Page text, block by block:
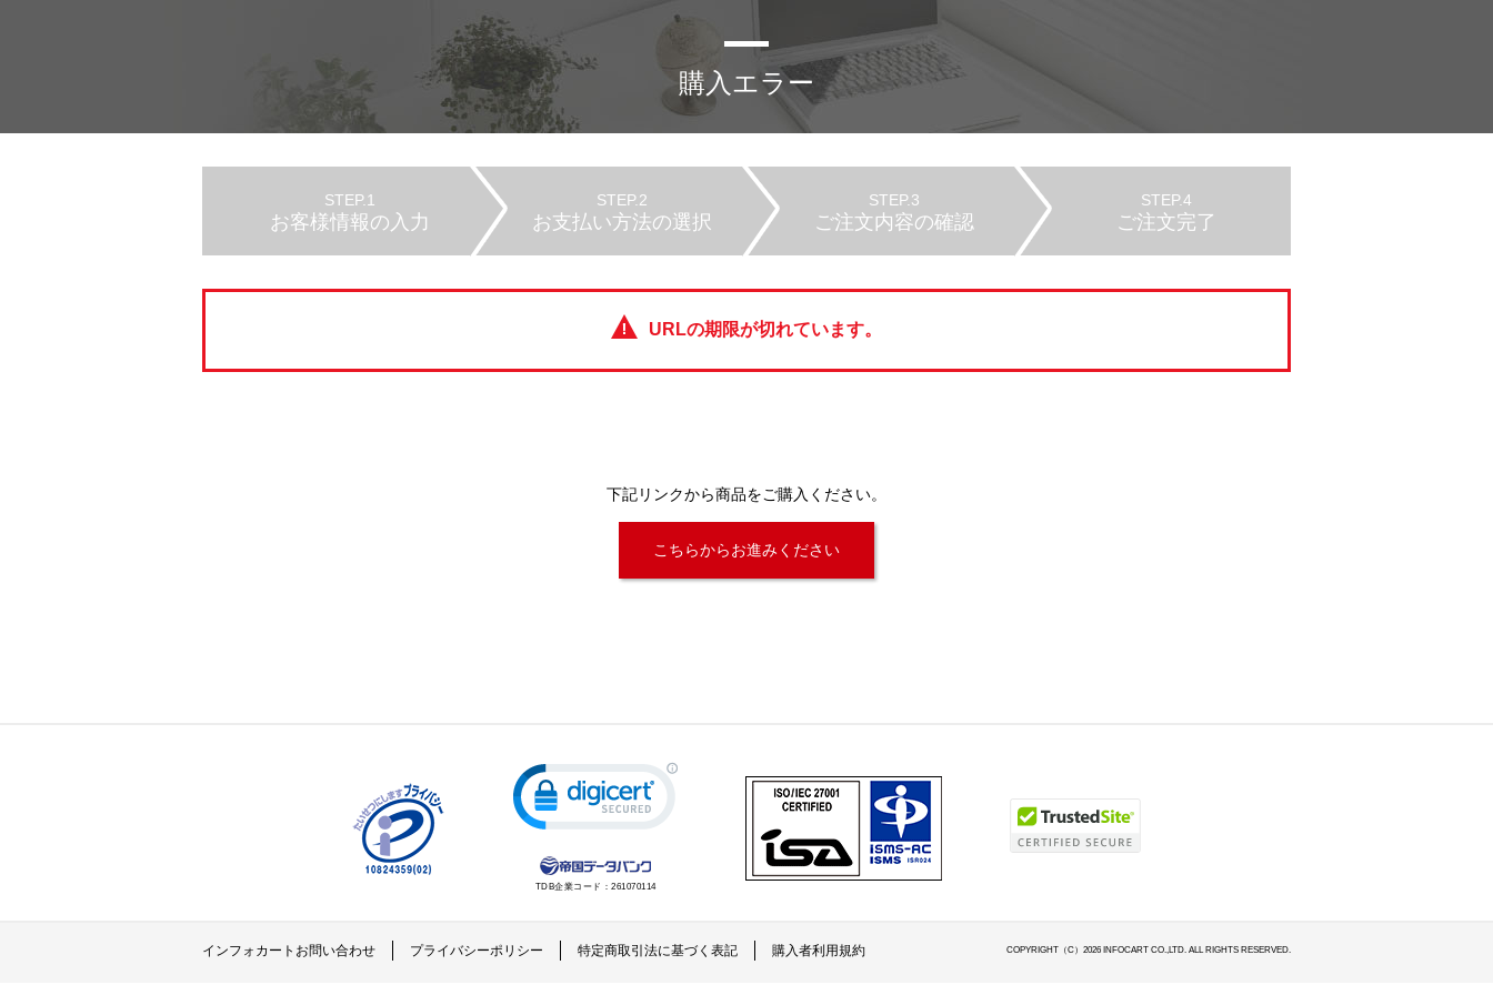
購入エラー
STEP.1
お客様情報の入力
STEP.2
お支払い方法の選択
STEP.3
ご注文内容の確認
STEP.4
ご注文完了
URLの期限が切れています。
下記リンクから商品をご購入ください。
こちらからお進みください
TDB企業コード： 261070114
インフォカートお問い合わせ プライバシーポリシー 特定商取引法に基づく表記 購入者利用規約 COPYRIGHT（C）2026 INFOCART CO.,LTD. ALL RIGHTS RESERVED.